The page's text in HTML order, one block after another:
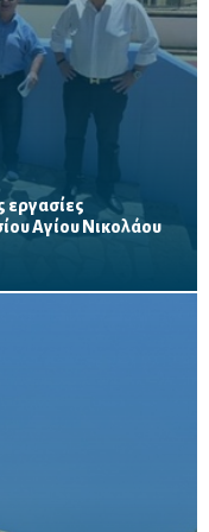
εργασίες
Αγίου Νικολάου
Γιαννάκου»
νέα σχολική χρονιά –
και...